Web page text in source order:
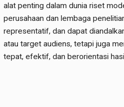
alat penting dalam dunia riset
perusahaan dan lembaga
representatif, dan dapat
atau target audiens, tetapi juga
tepat, efektif, dan berorientasi